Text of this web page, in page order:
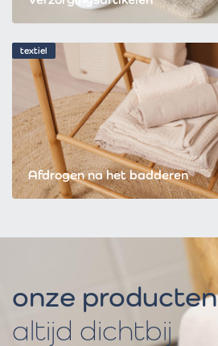
textiel
Afdrogen na het badderen
onze producten
altijd dichtbij